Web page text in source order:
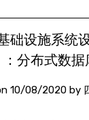
础设施系统
：分布式数据
10/08/2020by